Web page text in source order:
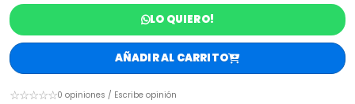
LO QUIERO!
AÑADIR AL CARRITO
☆☆☆☆☆0 opiniones / Escribe opinión